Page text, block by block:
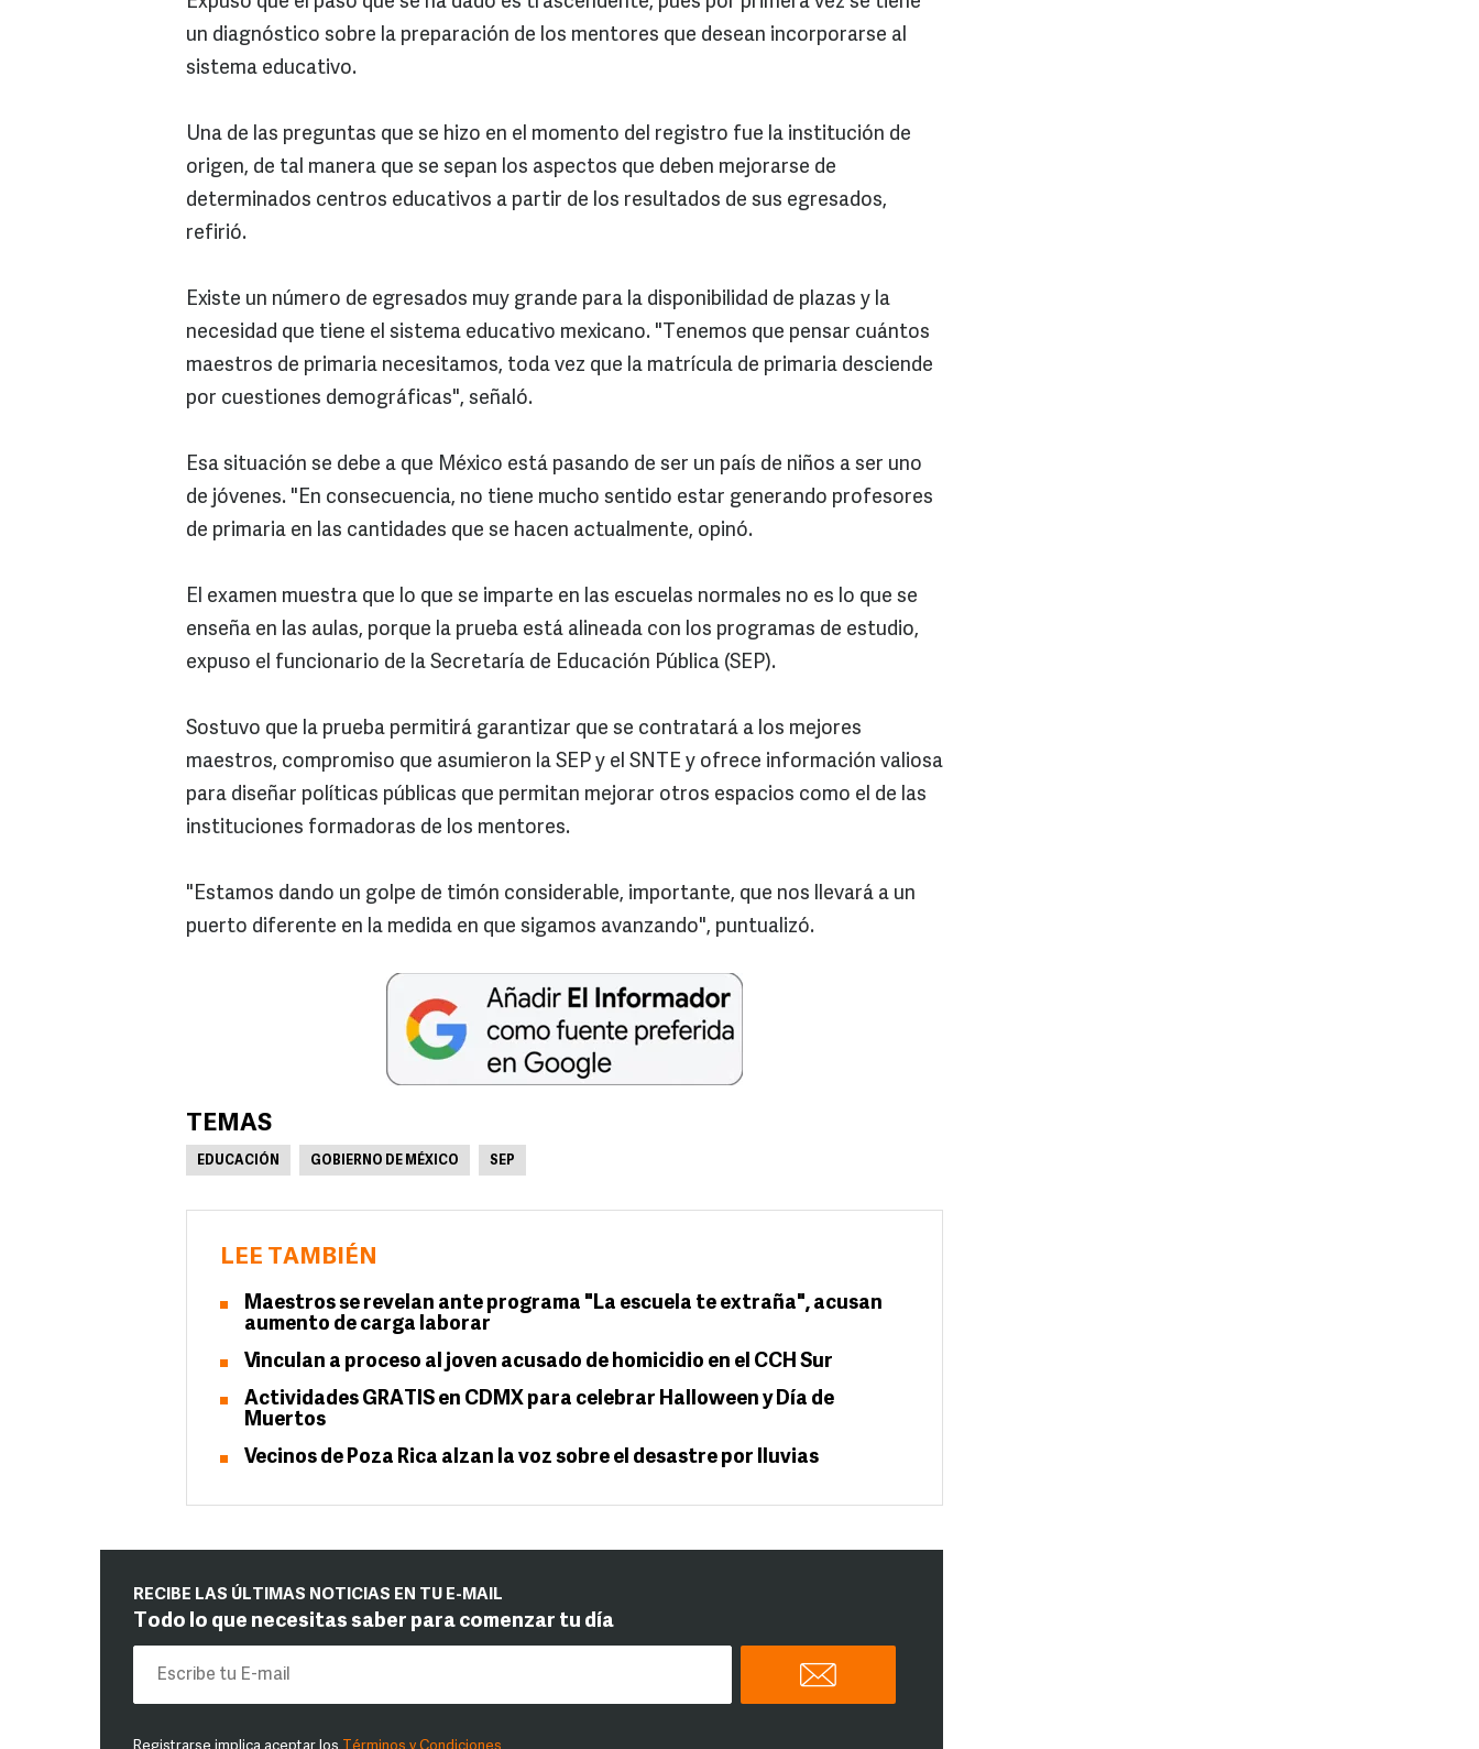
un diagnóstico sobre la preparación de los mentores que desean incorporarse al
sistema educativo.
Una de las preguntas que se hizo en el momento del registro fue la institución de
origen, de tal manera que se sepan los aspectos que deben mejorarse de
determinados centros educativos a partir de los resultados de sus egresados,
refirió.
Existe un número de egresados muy grande para la disponibilidad de plazas y la
necesidad que tiene el sistema educativo mexicano. "Tenemos que pensar cuántos
maestros de primaria necesitamos, toda vez que la matrícula de primaria desciende
por cuestiones demográficas", señaló.
Esa situación se debe a que México está pasando de ser un país de niños a ser uno
de jóvenes. "En consecuencia, no tiene mucho sentido estar generando profesores
de primaria en las cantidades que se hacen actualmente, opinó.
El examen muestra que lo que se imparte en las escuelas normales no es lo que se
enseña en las aulas, porque la prueba está alineada con los programas de estudio,
expuso el funcionario de la Secretaría de Educación Pública (SEP).
Sostuvo que la prueba permitirá garantizar que se contratará a los mejores
maestros, compromiso que asumieron la SEP y el SNTE y ofrece información valiosa
para diseñar políticas públicas que permitan mejorar otros espacios como el de las
instituciones formadoras de los mentores.
"Estamos dando un golpe de timón considerable, importante, que nos llevará a un
puerto diferente en la medida en que sigamos avanzando", puntualizó.
TEMAS
EDUCACIÓN GOBIERNO DE MÉXICO SEP
LEE TAMBIÉN
Maestros se revelan ante programa "La escuela te extraña", acusan
aumento de carga laborar
Vinculan a proceso al joven acusado de homicidio en el CCH Sur
Actividades GRATIS en CDMX para celebrar Halloween y Día de
Muertos
Vecinos de Poza Rica alzan la voz sobre el desastre por lluvias
RECIBE LAS ÚLTIMAS NOTICIAS EN TU E-MAIL
Todo lo que necesitas saber para comenzar tu día